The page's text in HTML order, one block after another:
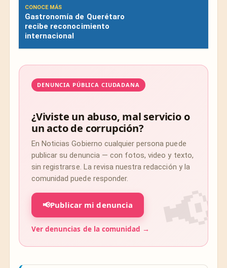
CONOCE MÁS
Gastronomía de Querétaro
recibe reconocimiento
internacional
DENUNCIA PÚBLICA CIUDADANA
¿Viviste un abuso, mal servicio o
un acto de corrupción?
En Noticias Gobierno cualquier persona puede
publicar su denuncia — con fotos, video y texto,
sin registrarse. La revisa nuestra redacción y la
comunidad puede responder.
📢Publicar mi denuncia
Ver denuncias de la comunidad →